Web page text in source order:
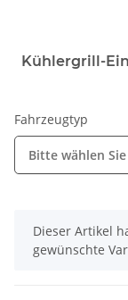
Kühlergrill-
Fahrzeugtyp
Bitte wählen
x
Dieser Artikel
gewünschte